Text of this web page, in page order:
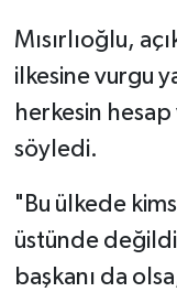
Mısırlıoğlu,
ilkesine vurgu
herkesin
söyledi.
"Bu ülkede
üstünde
başkanı da